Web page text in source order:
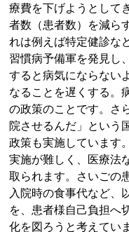
療費を下げようとして
者数（患者数）を減ら
れは例えば特定健診な
習慣病予備軍を発見し
すると病気にならない
なることを遅くする。
の政策のことです。さ
院させるんだ」という
政策も実施しています
実施が難しく、医療法
取られます。さいごの
入院時の食事代など、
を、患者様自己負担へ
化を図ろうと考えてい